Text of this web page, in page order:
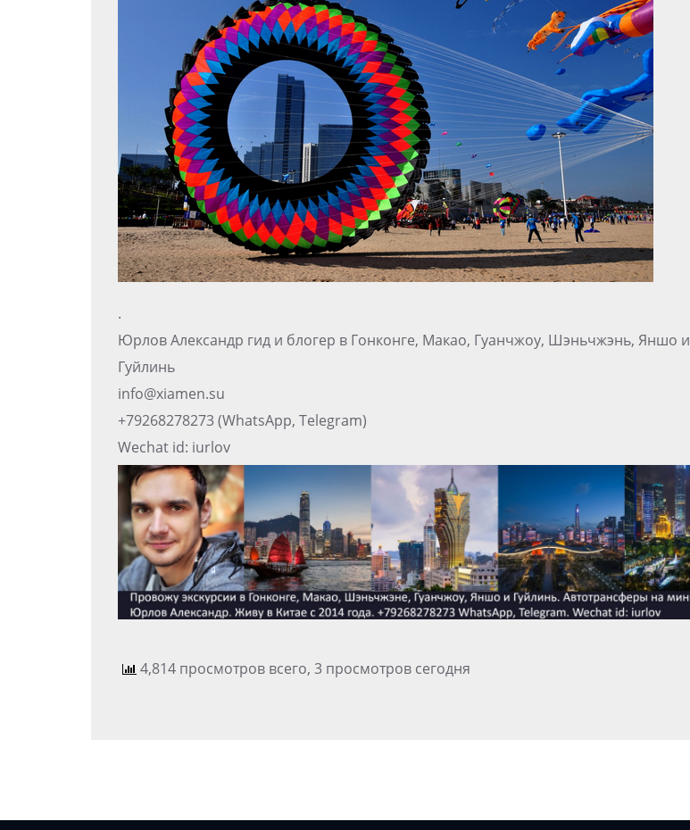
.
Юрлов Александр гид и блогер в Гонконге, Макао, Гуанчжоу, Шэньчжэнь, Яншо и
Гуйлинь
info@xiamen.su
+79268278273 (WhatsApp, Telegram)
Wechat id: iurlov
4,814 просмотров всего, 3 просмотров сегодня